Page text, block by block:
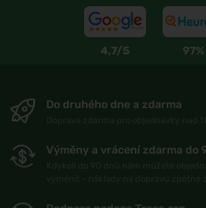
4,7/5 97%
Do druhého dne a zdarma
Výměny a vrácení zdarma do